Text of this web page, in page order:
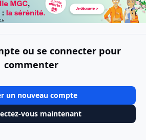
ou se connecter pour
commenter
un nouveau compte
vous maintenant